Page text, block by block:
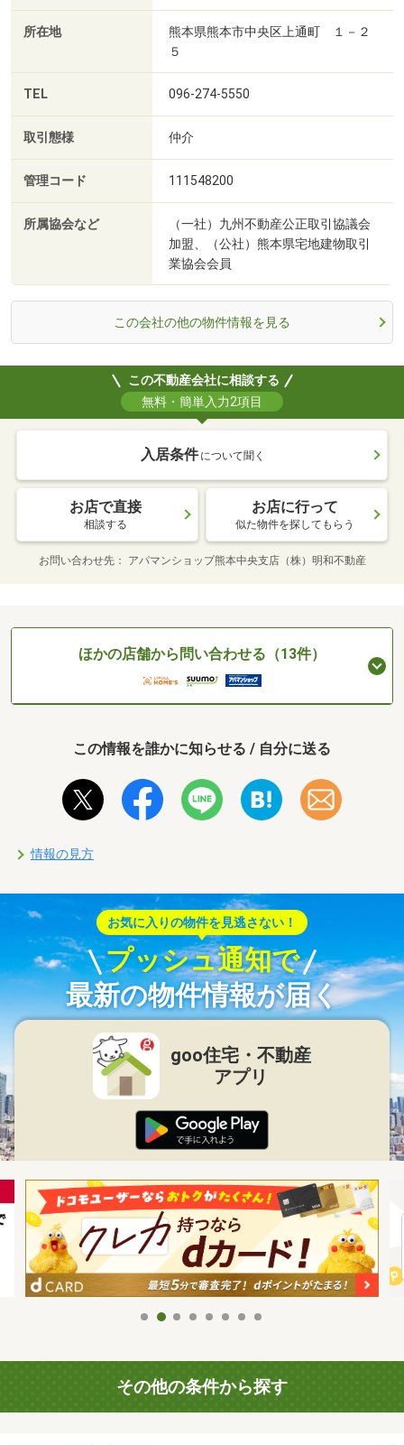
所在地
熊本県熊本市中央区上通町 １－２
５
TEL 096-274-5550
取引態様 仲介
管理コード 111548200
所属協会など
（一社）九州不動産公正取引協議会
加盟、（公社）熊本県宅地建物取引
業協会会員
この会社の他の物件情報を見る
この不動産会社に相談する
無料・簡単入力2項目
入居条件 について聞く
お店で直接
相談する
お店に行って
似た物件を探してもらう
お問い合わせ先 アパマンショップ熊本中央支店（株）明和不動産
ほかの店舗から問い合わせる（13件）
この情報を誰かに知らせる / 自分に送る
情報の見方
お気に入りの物件を見逃さない！
プッシュ通知で
最新の物件情報が届く
goo住宅・不動産
アプリ
その他の条件から探す